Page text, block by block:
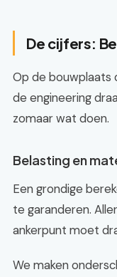
De cijfers:
Op de bouwplaats
de engineering
zomaar wat doen.
Belasting en
Een grondige
te garanderen.
ankerpunt moet
We maken